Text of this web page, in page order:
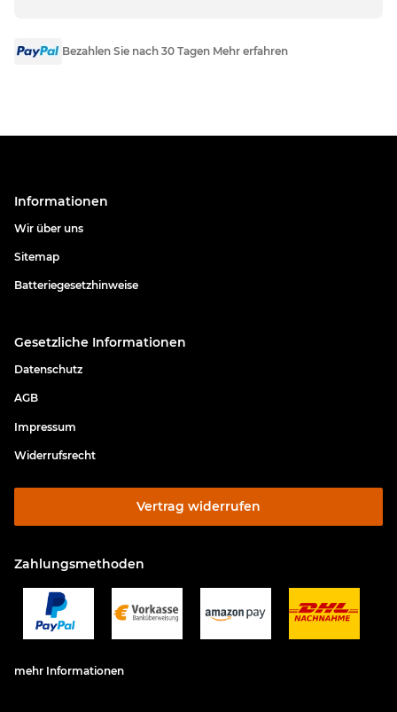
Bezahlen Sie nach 30 Tagen Mehr erfahren
Informationen
Wir über uns
Sitemap
Batteriegesetzhinweise
Gesetzliche Informationen
Datenschutz
AGB
Impressum
Widerrufsrecht
Vertrag widerrufen
Zahlungsmethoden
mehr Informationen